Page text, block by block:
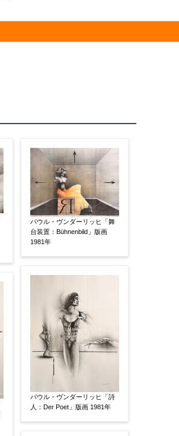
立体
パウル・ヴンダーリッヒ「舞
台装置：Bühnenbild」版画
1981年
パウル・ヴンダーリッヒ「詩
人：Der Poet」版画 1981年